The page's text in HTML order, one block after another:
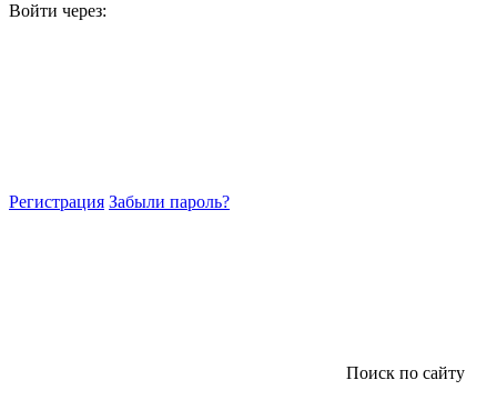
Войти через:
Регистрация Забыли пароль?
Поиск по сайту